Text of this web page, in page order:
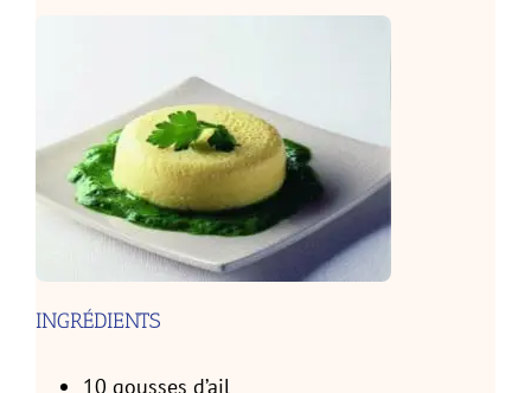
INGRÉDIENTS
10 gousses d’ail